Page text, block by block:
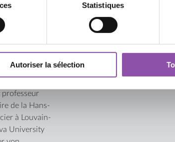
Statistiques
Autoriser la sélection
clés.
: salut,
ce
professeur
de la Hans-
à Louvain-
University